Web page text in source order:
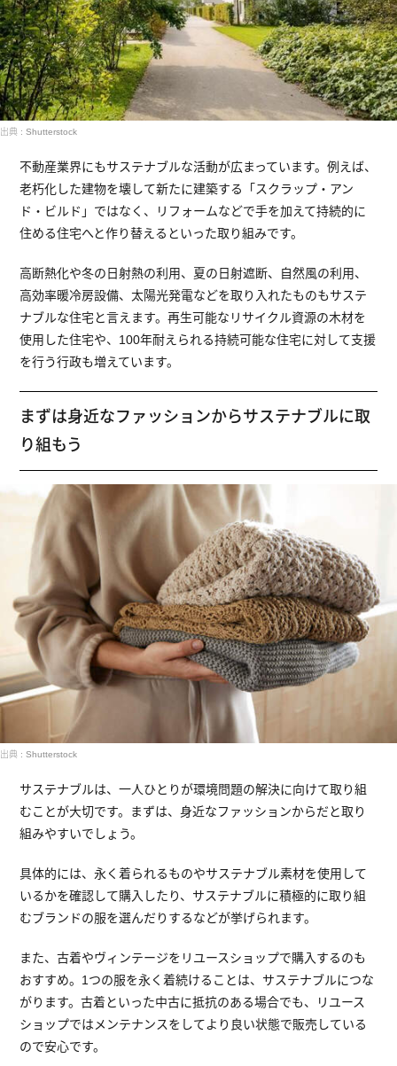
出典 : Shutterstock
不動産業界にもサステナブルな活動が広まっています。例えば、
老朽化した建物を壊して新たに建築する「スクラップ・アン
ド・ビルド」ではなく、リフォームなどで手を加えて持続的に
住める住宅へと作り替えるといった取り組みです。
高断熱化や冬の日射熱の利用、夏の日射遮断、自然風の利用、
高効率暖冷房設備、太陽光発電などを取り入れたものもサステ
ナブルな住宅と言えます。再生可能なリサイクル資源の木材を
使用した住宅や、100年耐えられる持続可能な住宅に対して支援
を行う行政も増えています。
まずは身近なファッションからサステナブルに取
り組もう
出典 : Shutterstock
サステナブルは、一人ひとりが環境問題の解決に向けて取り組
むことが大切です。まずは、身近なファッションからだと取り
組みやすいでしょう。
具体的には、永く着られるものやサステナブル素材を使用して
いるかを確認して購入したり、サステナブルに積極的に取り組
むブランドの服を選んだりするなどが挙げられます。
また、古着やヴィンテージをリユースショップで購入するのも
おすすめ。1つの服を永く着続けることは、サステナブルにつな
がります。古着といった中古に抵抗のある場合でも、リユース
ショップではメンテナンスをしてより良い状態で販売している
ので安心です。